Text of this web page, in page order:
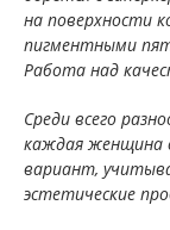
на поверхности
пигментными
Работа над
Среди всего
каждая женщина
вариант,
эстетические